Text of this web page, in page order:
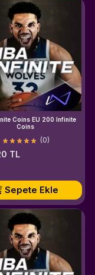
Coins EU 200 Infinite
Coins
(0)
TL
Sepete Ekle